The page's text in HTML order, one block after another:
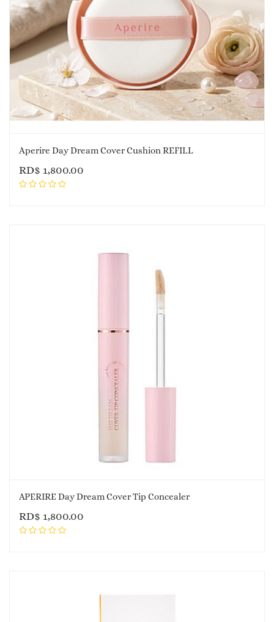
Aperire Day Dream Cover Cushion REFILL
RD$ 1,800.00
APERIRE Day Dream Cover Tip Concealer
RD$ 1,800.00